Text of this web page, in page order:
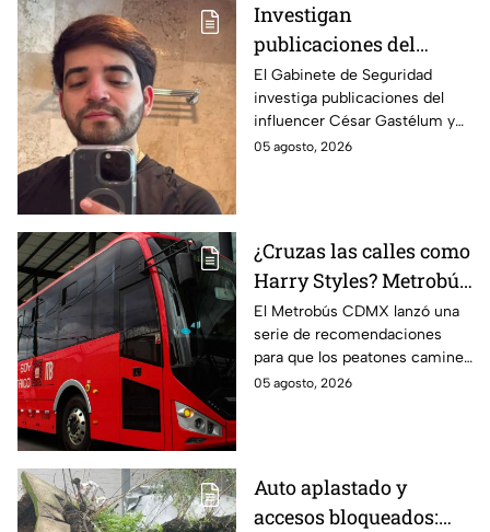
Investigan
publicaciones del
influencer César
Gastélum por alusión a
"La Mayiza"
El Gabinete de Seguridad
investiga publicaciones del
influencer César Gastélum y
analiza videos tras su
05 agosto, 2026
¿Cruzas las calles como
Harry Styles? Metrobús
lanza
recomendaciones de
seguridad para
peatones en CDMX
El Metrobús CDMX lanzó una
serie de recomendaciones
para que los peatones caminen
y crucen las calles con
05 agosto, 2026
Auto aplastado y
accesos bloqueados: